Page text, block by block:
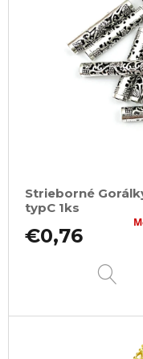
Strieborné
typC 1ks
€0,76